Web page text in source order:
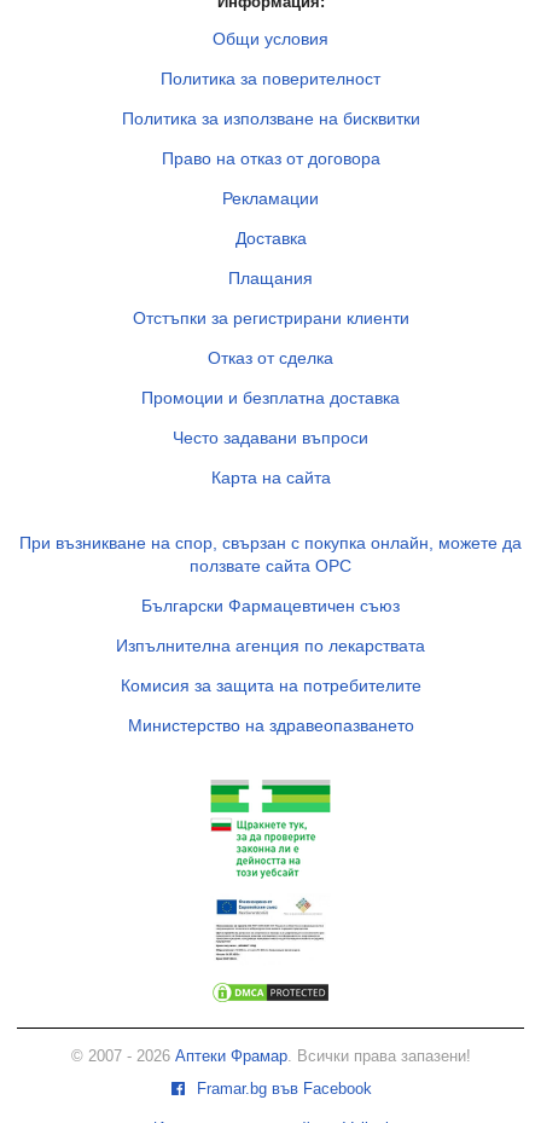
Общи условия
Политика за поверителност
Политика за използване на бисквитки
Право на отказ от договора
Рекламации
Доставка
Плащания
Отстъпки за регистрирани клиенти
Отказ от сделка
Промоции и безплатна доставка
Често задавани въпроси
Карта на сайта
При възникване на спор, свързан с покупка онлайн, можете да
ползвате сайта ОРС
Български Фармацевтичен съюз
Изпълнителна агенция по лекарствата
Комисия за защита на потребителите
Министерство на здравеопазването
© 2007 - 2026 Аптеки Фрамар. Всички права запазени!
Framar.bg във Facebook